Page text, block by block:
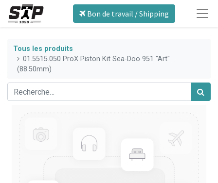
Bon de travail / Shipping
Tous les produits
01.5515.050 ProX Piston Kit Sea-Doo 951 "Art"
(88.50mm)